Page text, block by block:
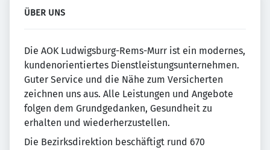
ÜBER UNS
Die AOK Ludwigsburg-Rems-Murr ist ein modernes,
kundenorientiertes Dienstleistungsunternehmen.
Guter Service und die Nähe zum Versicherten
zeichnen uns aus. Alle Leistungen und Angebote
folgen dem Grundgedanken, Gesundheit zu
erhalten und wiederherzustellen.
Die Bezirksdirektion beschäftigt rund 670